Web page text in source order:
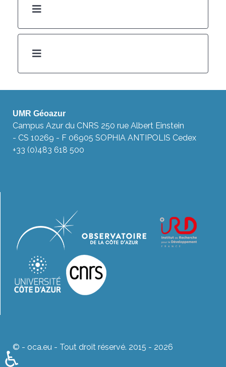
UMR Géoazur
Campus Azur du CNRS 250 rue Albert Einstein
- CS 10269 - F 06905 SOPHIA ANTIPOLIS Cedex
+33 (0)483 618 500
© - oca.eu - Tout droit réservé. 2015 - 2026